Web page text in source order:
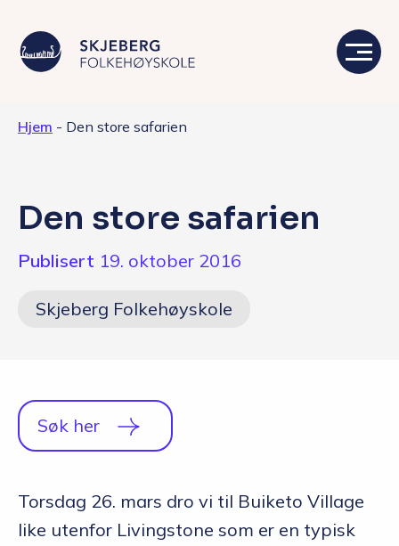
Skolen
Valgfag
Q&A
Opptakskrav og priser
English
Hjem - Den store safarien
Den store safarien
Publisert 19. oktober 2016
Skjeberg Folkehøyskole
Søk her
Torsdag 26. mars dro vi til Buiketo Village
like utenfor Livingstone som er en typisk